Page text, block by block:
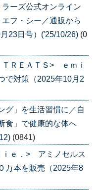
ーズ公式オンライン
フ・シー／通販から
23日号）('25/10/26) (0
ＲＥＡＴＳ> ｅｍｉ
で対策（2025年10月2
グ」を生活習慣に／自
食」で健康的な体へ
(0841)
ｉｅ．> アミノセルス
万本を販売（2025年8